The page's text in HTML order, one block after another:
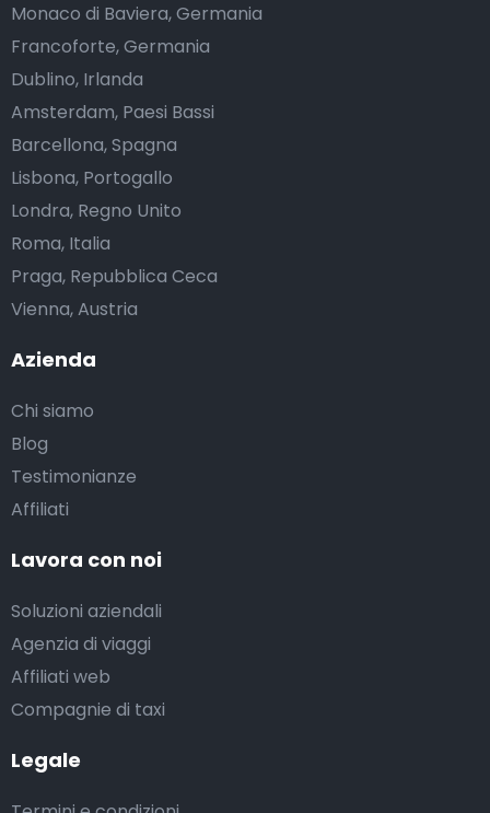
Azienda
Chi siamo
Blog
Testimonianze
Affiliati
Lavora con noi
Soluzioni aziendali
Agenzia di viaggi
Affiliati web
Compagnie di taxi
Legale
Monaco di Baviera, Germania
Francoforte, Germania
Dublino, Irlanda
Amsterdam, Paesi Bassi
Barcellona, Spagna
Lisbona, Portogallo
Londra, Regno Unito
Roma, Italia
Praga, Repubblica Ceca
Vienna, Austria